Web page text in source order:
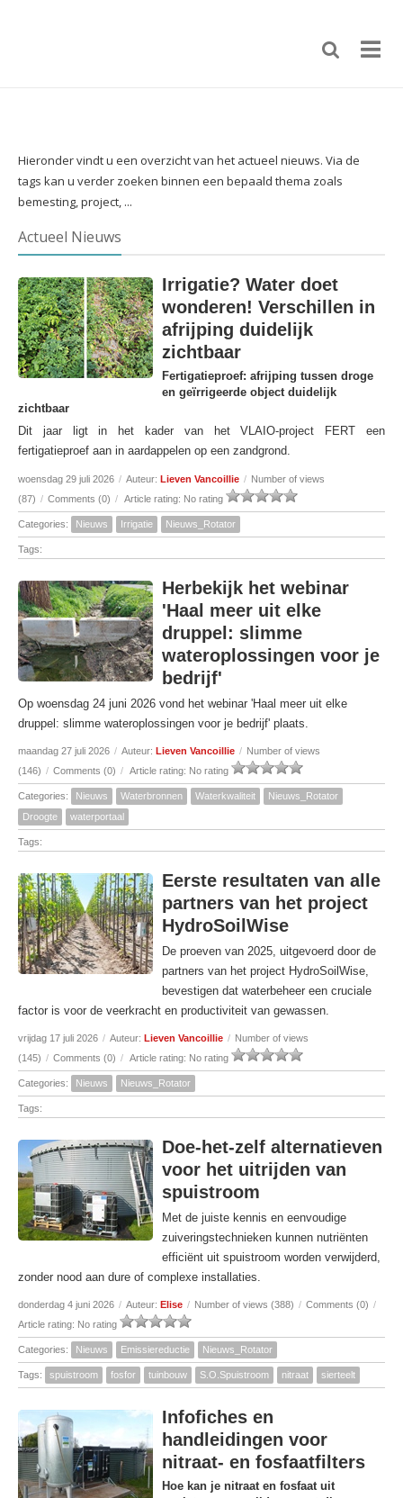
Hieronder vindt u een overzicht van het actueel nieuws. Via de
tags kan u verder zoeken binnen een bepaald thema zoals
bemesting, project, ...
Actueel Nieuws
Irrigatie? Water doet
wonderen! Verschillen in
afrijping duidelijk
zichtbaar
Fertigatieproef: afrijping tussen droge
en geïrrigeerde object duidelijk
zichtbaar
Dit jaar ligt in het kader van het VLAIO-project FERT een
fertigatieproef aan in aardappelen op een zandgrond.
woensdag 29 juli 2026 / Auteur: Lieven Vancoillie / Number of views
(87) / Comments (0) / Article rating: No rating
Categories: Nieuws Irrigatie Nieuws_Rotator
Tags:
Herbekijk het webinar
'Haal meer uit elke
druppel: slimme
wateroplossingen voor je
bedrijf'
Op woensdag 24 juni 2026 vond het webinar 'Haal meer uit elke
druppel: slimme wateroplossingen voor je bedrijf' plaats.
maandag 27 juli 2026 / Auteur: Lieven Vancoillie / Number of views
(146) / Comments (0) / Article rating: No rating
Categories: Nieuws Waterbronnen Waterkwaliteit
Nieuws_Rotator
Droogte
waterportaal
Tags:
Eerste resultaten van alle
partners van het project
HydroSoilWise
De proeven van 2025, uitgevoerd door de
partners van het project HydroSoilWise,
bevestigen dat waterbeheer een cruciale
factor is voor de veerkracht en productiviteit van gewassen.
vrijdag 17 juli 2026 / Auteur: Lieven Vancoillie / Number of views
(145) / Comments (0) / Article rating: No rating
Categories: Nieuws Nieuws_Rotator
Tags:
Doe-het-zelf alternatieven
voor het uitrijden van
spuistroom
Met de juiste kennis en eenvoudige
zuiveringstechnieken kunnen nutriënten
efficiënt uit spuistroom worden verwijderd,
zonder nood aan dure of complexe installaties.
donderdag 4 juni 2026 / Auteur: Elise / Number of views (388) / Comments (0) /
Article rating: No rating
Categories: Nieuws Emissiereductie Nieuws_Rotator
Tags: spuistroom fosfor tuinbouw S.O.Spuistroom nitraat sierteelt
Infofiches en
handleidingen voor
nitraat- en fosfaatfilters
Hoe kan je nitraat en fosfaat uit